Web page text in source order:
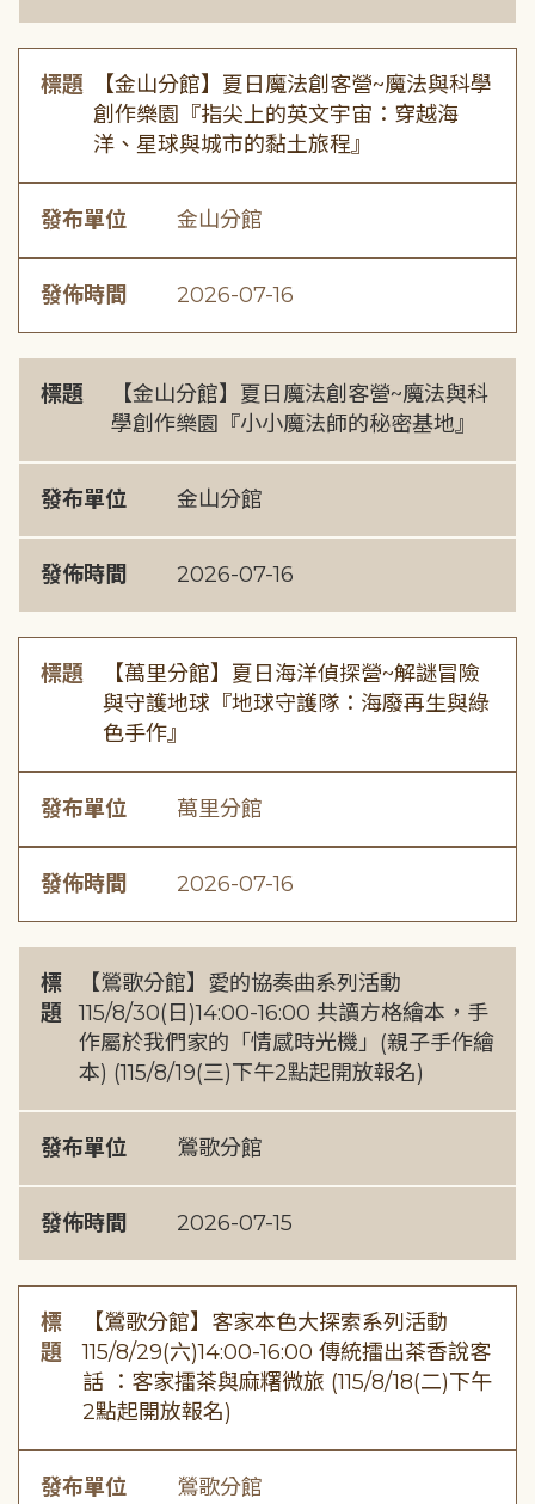
標題
【金山分館】夏日魔法創客營~魔法與科學
創作樂園『指尖上的英文宇宙：穿越海
洋、星球與城市的黏土旅程』
發布單位 金山分館
發佈時間 2026-07-16
標題
【金山分館】夏日魔法創客營~魔法與科
學創作樂園『小小魔法師的秘密基地』
發布單位 金山分館
發佈時間 2026-07-16
標題
【萬里分館】夏日海洋偵探營~解謎冒險
與守護地球『地球守護隊：海廢再生與綠
色手作』
發布單位 萬里分館
發佈時間 2026-07-16
標
題
【鶯歌分館】愛的協奏曲系列活動
115/8/30(日)14:00-16:00 共讀方格繪本，手
作屬於我們家的「情感時光機」(親子手作繪
本) (115/8/19(三)下午2點起開放報名)
發布單位 鶯歌分館
發佈時間 2026-07-15
標
題
【鶯歌分館】客家本色大探索系列活動
115/8/29(六)14:00-16:00 傳統擂出茶香說客
話 ：客家擂茶與麻糬微旅 (115/8/18(二)下午
2點起開放報名)
發布單位 鶯歌分館